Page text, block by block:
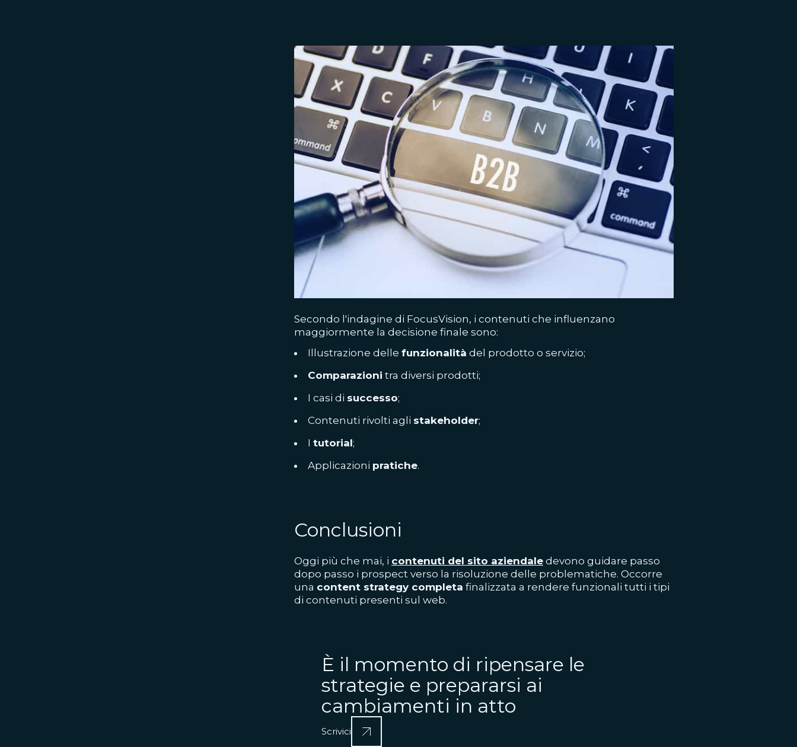
Secondo l'indagine di FocusVision, i contenuti che influenzano
maggiormente la decisione finale sono:
Illustrazione delle funzionalità del prodotto o servizio;
Comparazioni tra diversi prodotti;
I casi di successo;
Contenuti rivolti agli stakeholder;
I tutorial;
Applicazioni pratiche.
Conclusioni
Oggi più che mai, i contenuti del sito aziendale devono guidare passo
dopo passo i prospect verso la risoluzione delle problematiche. Occorre
una content strategy completa finalizzata a rendere funzionali tutti i tipi
di contenuti presenti sul web.
È il momento di ripensare le
strategie e prepararsi ai
cambiamenti in atto
Scrivici